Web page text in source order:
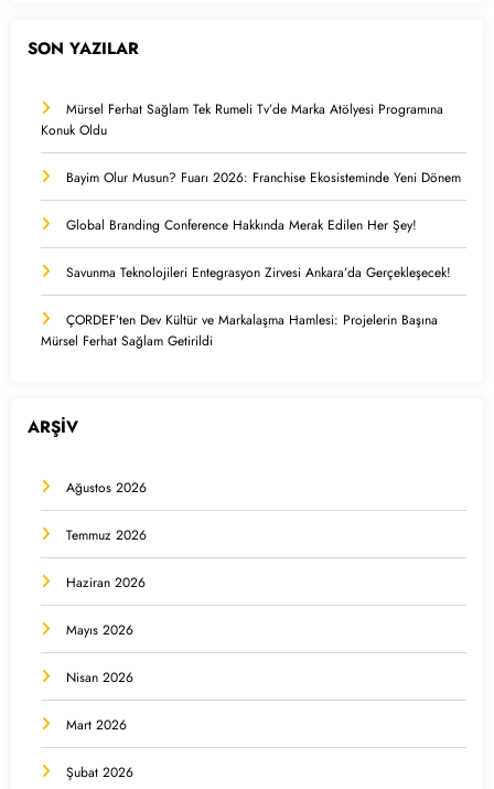
SON YAZILAR
Mürsel Ferhat Sağlam Tek Rumeli Tv’de Marka Atölyesi Programına
Konuk Oldu
Bayim Olur Musun? Fuarı 2026: Franchise Ekosisteminde Yeni Dönem
Global Branding Conference Hakkında Merak Edilen Her Şey!
Savunma Teknolojileri Entegrasyon Zirvesi Ankara’da Gerçekleşecek!
ÇORDEF’ten Dev Kültür ve Markalaşma Hamlesi: Projelerin Başına
Mürsel Ferhat Sağlam Getirildi
ARŞİV
Ağustos 2026
Temmuz 2026
Haziran 2026
Mayıs 2026
Nisan 2026
Mart 2026
Şubat 2026